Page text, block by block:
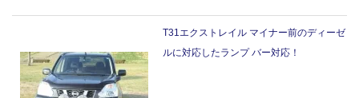
T31エクストレイル マイナー前のディーゼ
ルに対応したランプ バー対応！